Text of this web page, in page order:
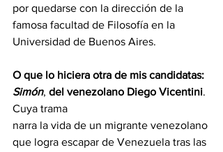
por quedarse con la dirección de la
famosa facultad de Filosofía en la
Universidad de Buenos Aires.
O que lo hiciera otra de mis candidatas:
Simón, del venezolano Diego Vicentini.
Cuya trama
narra la vida de un migrante venezolano
que logra escapar de Venezuela tras las